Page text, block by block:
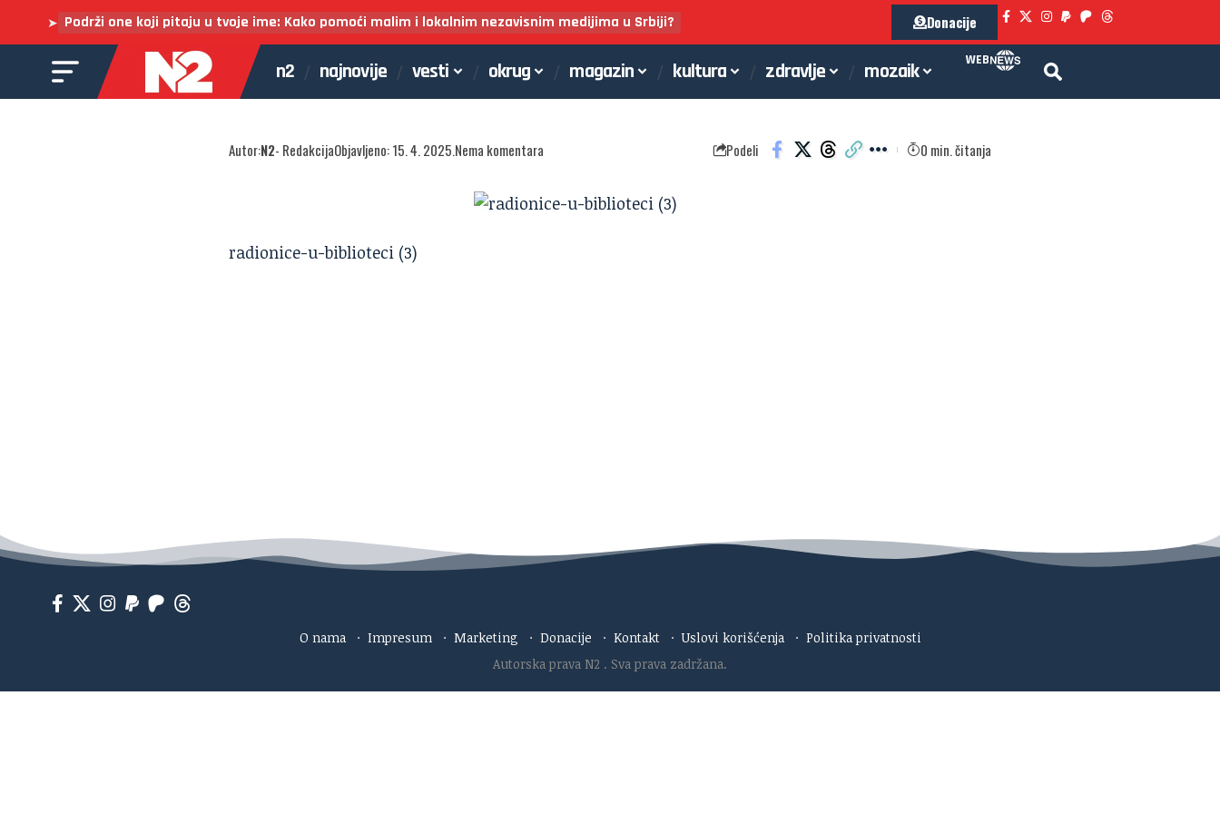
➤ Podrži one koji pitaju u tvoje ime: Kako pomoći malim i lokalnim nezavisnim medijima u Srbiji? Donacije
n2 najnovije vesti okrug magazin kultura zdravlje mozaik WEB
Autor:N2- RedakcijaObjavljeno: 15. 4. 2025.Nema komentara Podeli 0 min. čitanja
radionice-u-biblioteci (3)
O nama · Impresum · Marketing · Donacije · Kontakt · Uslovi korišćenja · Politika privatnosti
Autorska prava N2 . Sva prava zadržana.